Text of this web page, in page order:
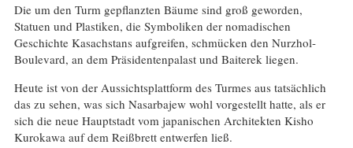
Die um den Turm gepflanzten Bäume sind groß geworden,
Statuen und Plastiken, die Symboliken der nomadischen
Geschichte Kasachstans aufgreifen, schmücken den Nurzhol-
Boulevard, an dem Präsidentenpalast und Baiterek liegen.
Heute ist von der Aussichtsplattform des Turmes aus tatsächlich
das zu sehen, was sich Nasarbajew wohl vorgestellt hatte, als er
sich die neue Hauptstadt vom japanischen Architekten Kisho
Kurokawa auf dem Reißbrett entwerfen ließ.